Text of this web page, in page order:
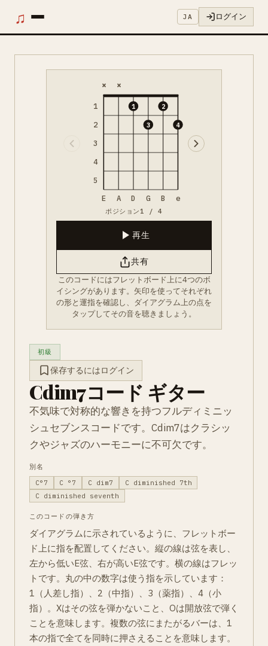
♫ JA ログイン
1
2
3
4
5
× ×
1
3
2
4
E A D G B e
ポジション1 / 4
再生
共有
このコードにはフレットボード上に4つのボ
イシングがあります。矢印を使ってそれぞれ
の形と運指を確認し、ダイアグラム上の点を
タップしてその音を聴きましょう。
初級
保存するにはログイン
Cdim7コード ギター
不気味で対称的な響きを持つフルディミニッ
シュセブンスコードです。Cdim7はクラシッ
クやジャズのハーモニーに不可欠です。
別名
C°7
C °7 C dim7
C diminished 7th
C diminished seventh
このコードの弾き方
ダイアグラムに示されているように、フレットボー
ド上に指を配置してください。縦の線は弦を表し、
左から低いE弦、右が高いE弦です。横の線はフレッ
トです。丸の中の数字は使う指を示しています：
1（人差し指）、2（中指）、3（薬指）、4（小
指）。Xはその弦を弾かないこと、Oは開放弦で弾く
ことを意味します。複数の弦にまたがるバーは、1
本の指で全てを同時に押さえることを意味します。